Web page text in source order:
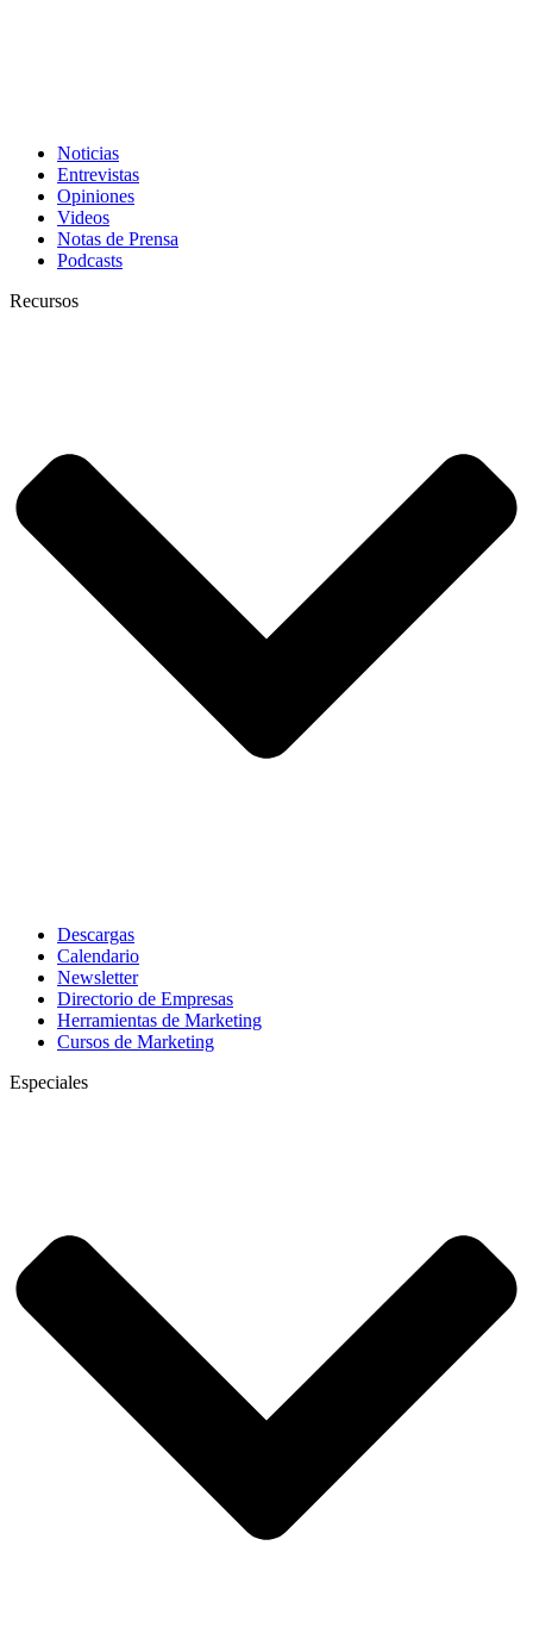
Noticias
Entrevistas
Opiniones
Videos
Notas de Prensa
Podcasts
Recursos
Descargas
Calendario
Newsletter
Directorio de Empresas
Herramientas de Marketing
Cursos de Marketing
Especiales